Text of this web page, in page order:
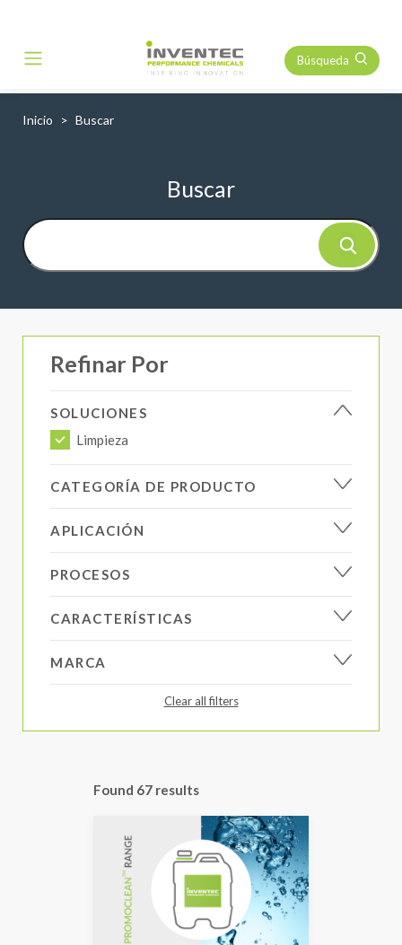
Main Navigation Búsqueda
Inicio Buscar
Buscar
Refinar Por
SOLUCIONES
Limpieza
CATEGORÍA DE PRODUCTO
APLICACIÓN
PROCESOS
CARACTERÍSTICAS
MARCA
Clear all filters
Found 67 results